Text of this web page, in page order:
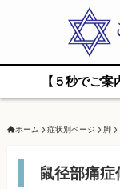
【５秒でご
ホーム 症状別ページ 脚
鼠径部痛